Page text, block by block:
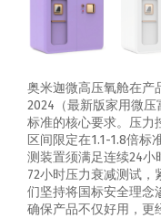
奥米迦微高压氧舱在产
2024（最新版家用微压
标准的核心要求。压力
区间限定在1.1-1.8倍标
测装置须满足连续24小
72小时压力衰减测试
们坚持将国标安全理念
确保产品不仅好用，更